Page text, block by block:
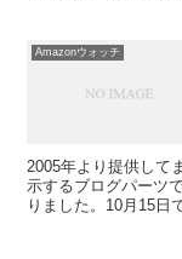
Amazonウォッチ
2005年より提供して
示するブログパーツ
りました。10月15